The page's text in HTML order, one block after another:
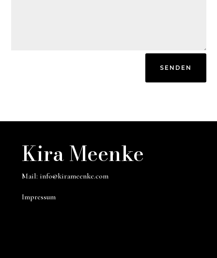
SENDEN
Kira Meenke
Mail: info@kirameenke.com
Impressum